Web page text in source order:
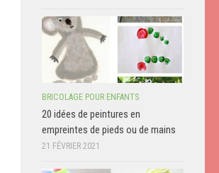
BRICOLAGE POUR ENFANTS
20 idées de peintures en
empreintes de pieds ou de mains
21 FÉVRIER 2021